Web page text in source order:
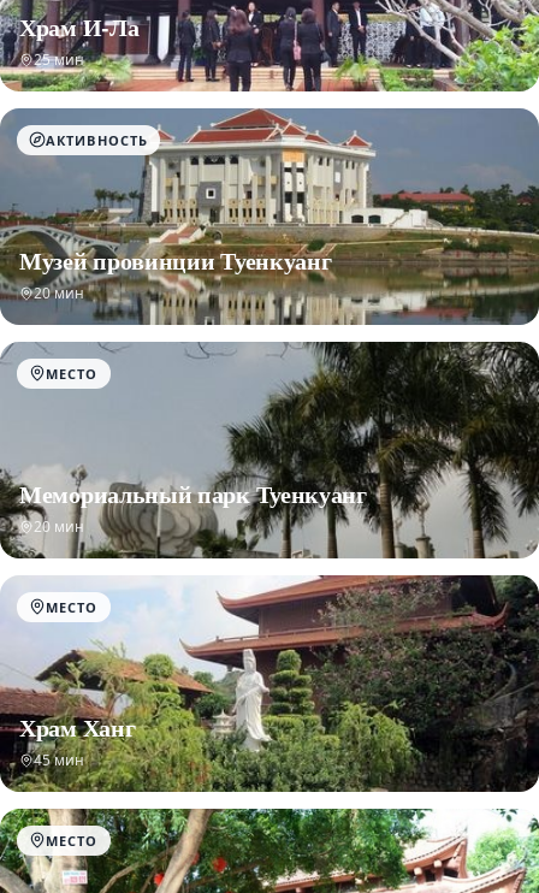
Храм И-Ла
25 мин
АКТИВНОСТЬ
Музей провинции Туенкуанг
20 мин
МЕСТО
Мемориальный парк Туенкуанг
20 мин
МЕСТО
Храм Ханг
45 мин
МЕСТО